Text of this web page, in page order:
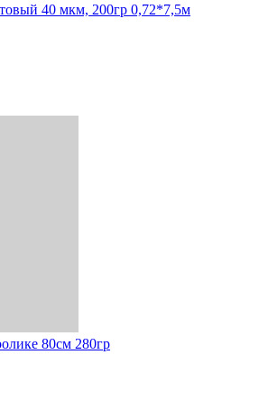
40 мкм, 200гр 0,72*7,5м
80см 280гр